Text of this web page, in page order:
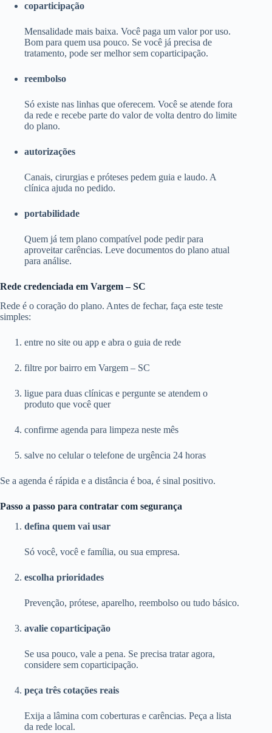
coparticipação
Mensalidade mais baixa. Você paga um valor por uso.
Bom para quem usa pouco. Se você já precisa de
tratamento, pode ser melhor sem coparticipação.
reembolso
Só existe nas linhas que oferecem. Você se atende fora
da rede e recebe parte do valor de volta dentro do limite
do plano.
autorizações
Canais, cirurgias e próteses pedem guia e laudo. A
clínica ajuda no pedido.
portabilidade
Quem já tem plano compatível pode pedir para
aproveitar carências. Leve documentos do plano atual
para análise.
Rede credenciada em Vargem – SC
Rede é o coração do plano. Antes de fechar, faça este teste
simples:
entre no site ou app e abra o guia de rede
filtre por bairro em Vargem – SC
ligue para duas clínicas e pergunte se atendem o
produto que você quer
confirme agenda para limpeza neste mês
salve no celular o telefone de urgência 24 horas
Se a agenda é rápida e a distância é boa, é sinal positivo.
Passo a passo para contratar com segurança
defina quem vai usar
Só você, você e família, ou sua empresa.
escolha prioridades
Prevenção, prótese, aparelho, reembolso ou tudo básico.
avalie coparticipação
Se usa pouco, vale a pena. Se precisa tratar agora,
considere sem coparticipação.
peça três cotações reais
Exija a lâmina com coberturas e carências. Peça a lista
da rede local.